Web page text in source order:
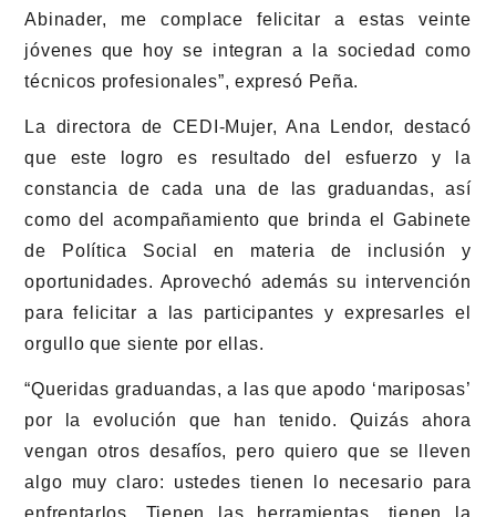
Abinader, me complace felicitar a estas veinte
jóvenes que hoy se integran a la sociedad como
técnicos profesionales”, expresó Peña.
La directora de CEDI-Mujer, Ana Lendor, destacó
que este logro es resultado del esfuerzo y la
constancia de cada una de las graduandas, así
como del acompañamiento que brinda el Gabinete
de Política Social en materia de inclusión y
oportunidades. Aprovechó además su intervención
para felicitar a las participantes y expresarles el
orgullo que siente por ellas.
“Queridas graduandas, a las que apodo ‘mariposas’
por la evolución que han tenido. Quizás ahora
vengan otros desafíos, pero quiero que se lleven
algo muy claro: ustedes tienen lo necesario para
enfrentarlos. Tienen las herramientas, tienen la